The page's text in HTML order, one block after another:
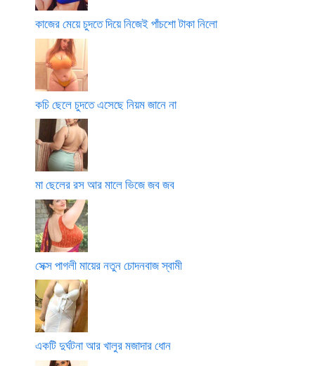
কাজের মেয়ে চুদতে দিয়ে নিজেই পাঁচশো টাকা নিলো
কচি ছেলে চুদতে এসেছে নিয়ম জানে না
মা ছেলের রস আর মালে ভিজে জব জব
সেক্স পাগলী মায়ের নতুন চোদনবাজ স্বামী
একটি দুর্ঘটনা আর খালুর মজাদার ধোন